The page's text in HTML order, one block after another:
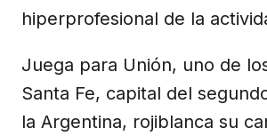
hiperprofesional de la
Juega para Unión, uno de
Santa Fe, capital del
la Argentina, rojiblanca su